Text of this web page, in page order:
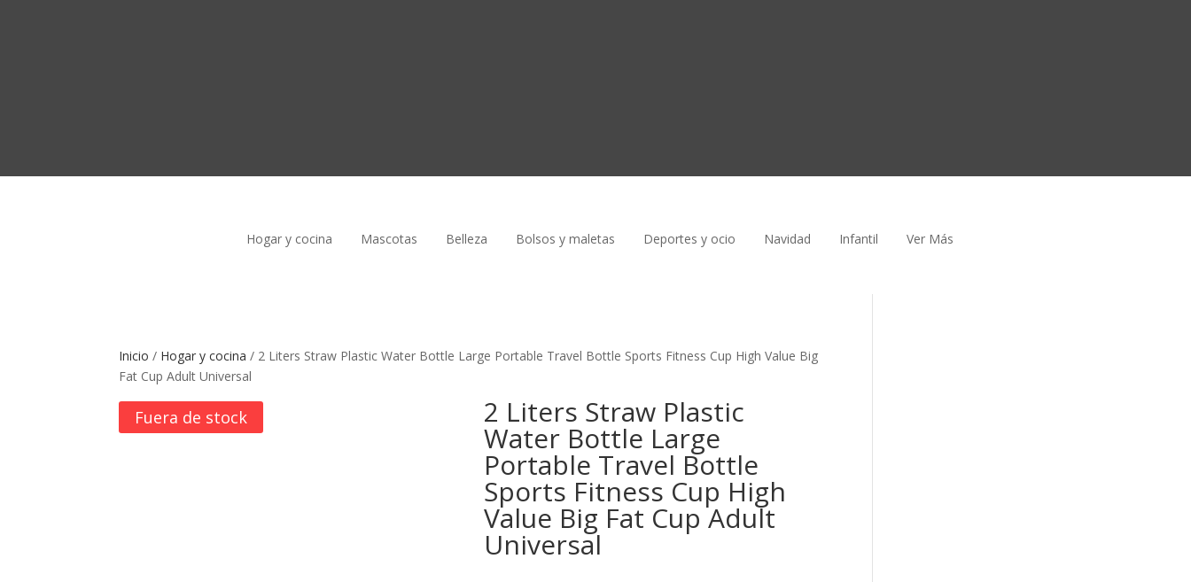
Hogar y cocina Mascotas Belleza Bolsos y maletas Deportes y ocio Navidad Infantil Ver Más
Inicio / Hogar y cocina / 2 Liters Straw Plastic Water Bottle Large Portable Travel Bottle Sports Fitness Cup High Value Big
Fat Cup Adult Universal
Fuera de stock 2 Liters Straw Plastic
Water Bottle Large
Portable Travel Bottle
Sports Fitness Cup High
Value Big Fat Cup Adult
Universal